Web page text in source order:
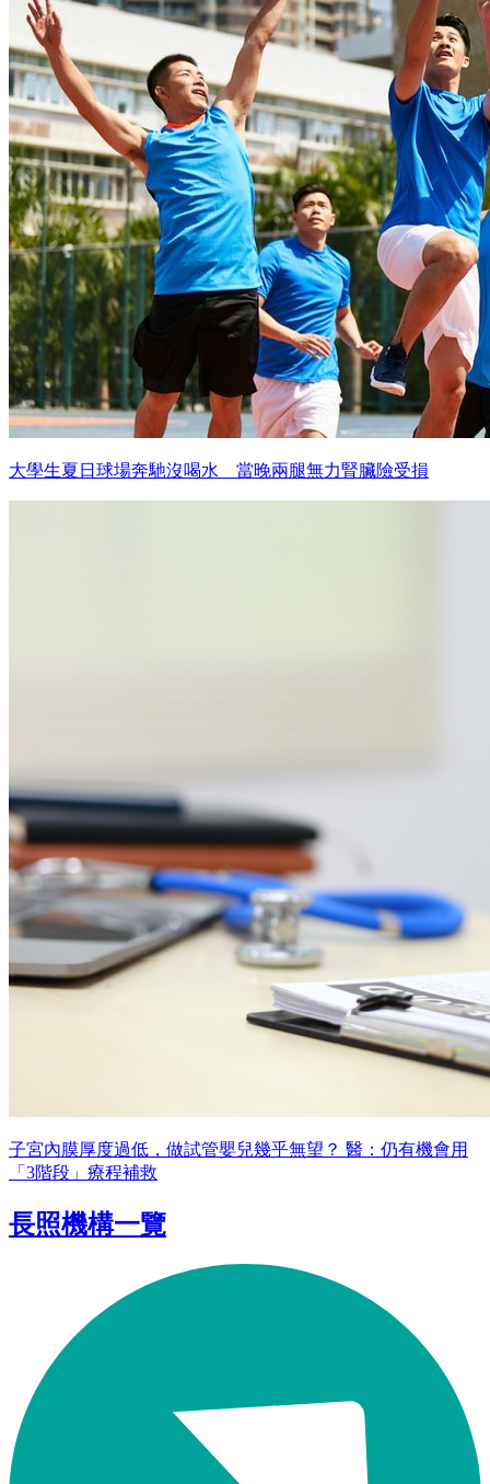
大學生夏日球場奔馳沒喝水 當晚兩腿無力腎臟險受損
子宮內膜厚度過低，做試管嬰兒幾乎無望？ 醫：仍有機會用
「3階段」療程補救
長照機構一覽